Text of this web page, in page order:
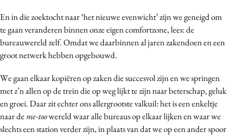
En in die zoektocht naar ‘het nieuwe evenwicht’ zijn we geneigd om
te gaan veranderen binnen onze eigen comfortzone, lees: de
bureauwereld zelf. Omdat we daarbinnen al jaren zakendoen en een
groot netwerk hebben opgebouwd.
We gaan elkaar kopiëren op zaken die succesvol zijn en we springen
met z’n allen op de trein die op weg lijkt te zijn naar beterschap, geluk
en groei. Daar zit echter ons allergrootste valkuil: het is een enkeltje
naar de me-toowereld waar alle bureaus op elkaar lijken en waar we
slechts een station verder zijn, in plaats van dat we op een ander spoor